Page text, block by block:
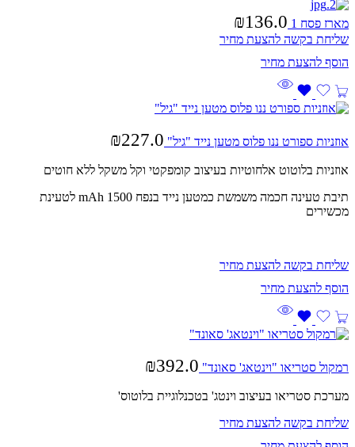
מארז פסח 1 ₪136.0
שליחת בקשה להצעת מחיר
אוזניות ספורט ננו פלוס מטען נייד "גיל" ₪227.0
אוזניות בלוטוט אלחוטיות בעיצוב קומפקטי וקל משקל ללא חוטים
תיבת טעינה חכמה משמשת כמטען נייד בנפח 1500 mAh לטעינת
מכשירים
שליחת בקשה להצעת מחיר
רמקול סטריאו "וינטאג' סאונד" ₪392.0
מערכת סטריאו בעיצוב וינטג' בטכנלוגיית בלוטוס'
שליחת בקשה להצעת מחיר